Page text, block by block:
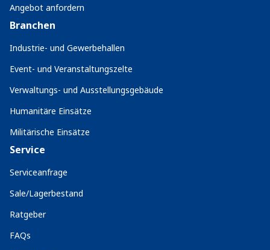
Angebot anfordern
Branchen
Industrie- und Gewerbehallen
Event- und Veranstaltungszelte
Verwaltungs- und Ausstellungsgebäude
Humanitäre Einsätze
Militärische Einsätze
Service
Serviceanfrage
Sale/Lagerbestand
Ratgeber
FAQs